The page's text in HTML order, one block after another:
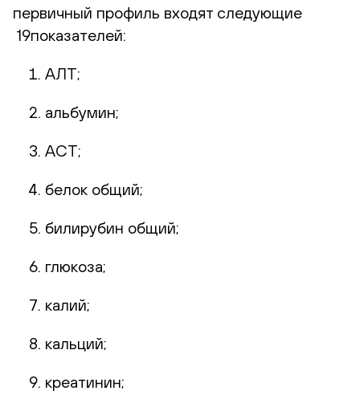
первичный профиль входят следующие
19показателей:
АЛТ;
альбумин;
АСТ;
белок общий;
билирубин общий;
глюкоза;
калий;
кальций;
креатинин;